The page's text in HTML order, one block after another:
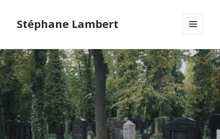
Stéphane Lambert
WIDGETS